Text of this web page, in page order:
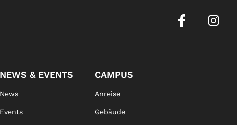
NEWS & EVENTS
News
Events
CAMPUS
Anreise
Gebäude